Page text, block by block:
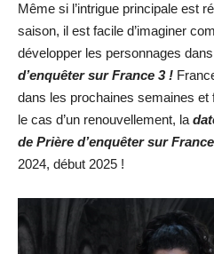
Même si l’intrigue principale est
saison, il est facile d’imaginer
développer les personnages
d’enquêter sur France 3 !
dans les prochaines semaines
le cas d’un renouvellement, la
de Prière d’enquêter sur
2024, début 2025 !